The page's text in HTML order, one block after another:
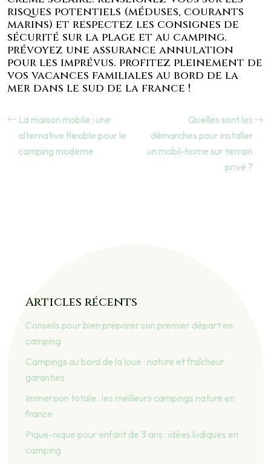
risques potentiels (méduses, courants
marins) et respectez les consignes de
sécurité sur la plage et au camping.
prévoyez une assurance annulation
pour les imprévus. profitez pleinement de
vos vacances familiales au bord de la
mer dans le sud de la france !
La maison mobile : une
alternative flexible pour le
camping moderne
Quelles sont les
démarches pour installer
un mobil-home sur terrain
privé ?
Articles récents
Conseils pour bien préparer son premier départ en
camping
Campings au bord de la loue : nature et fraîcheur
garanties
Immersion totale : les meilleurs campings nature en
france
Pique-nique pour enfant de 3 ans : idées ludiques en
camping